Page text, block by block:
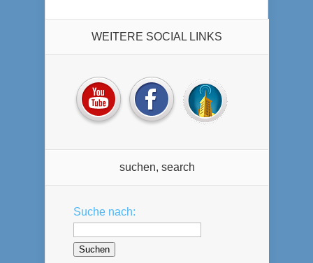
WEITERE SOCIAL LINKS
suchen, search
Suche nach: